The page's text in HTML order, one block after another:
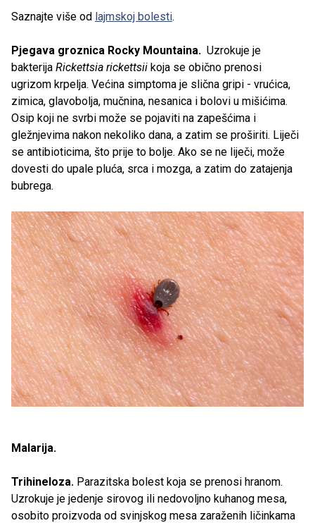
Saznajte više od lajmskoj bolesti.
Pjegava groznica Rocky Mountaina. Uzrokuje je
bakterija Rickettsia rickettsii koja se obično prenosi
ugrizom krpelja. Većina simptoma je slična gripi - vrućica,
zimica, glavobolja, mučnina, nesanica i bolovi u mišićima.
Osip koji ne svrbi može se pojaviti na zapešćima i
gležnjevima nakon nekoliko dana, a zatim se proširiti. Liječi
se antibioticima, što prije to bolje. Ako se ne liječi, može
dovesti do upale pluća, srca i mozga, a zatim do zatajenja
bubrega.
Malarija.
Trihineloza. Parazitska bolest koja se prenosi hranom.
Uzrokuje je jedenje sirovog ili nedovoljno kuhanog mesa,
osobito proizvoda od svinjskog mesa zaraženih ličinkama